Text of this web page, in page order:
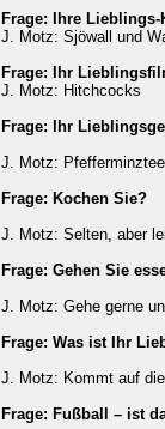
Frage: Ihre
J. Motz: Sjöwall und
Frage: Ihr
J. Motz: Hitchcocks
Frage: Ihr
J. Motz:
Frage: Kochen Sie?
J. Motz: Selten, aber
Frage: Gehen Sie
J. Motz: Gehe gerne
Frage: Was ist Ihr
J. Motz: Kommt auf die
Frage: Fußball – ist